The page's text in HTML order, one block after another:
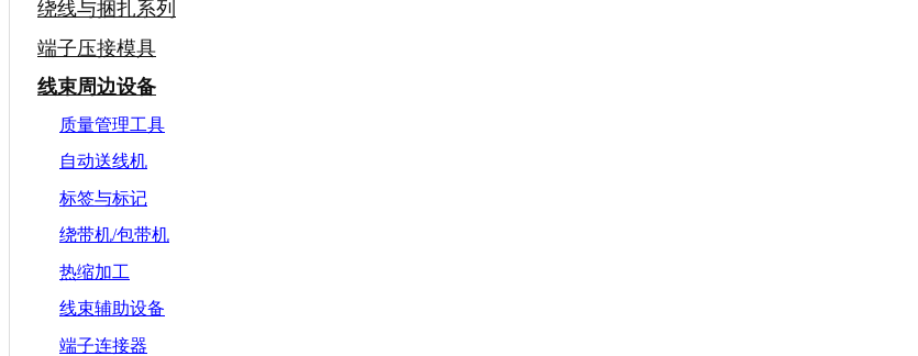
绕线与捆扎系列
端子压接模具
线束周边设备
质量管理工具
自动送线机
标签与标记
绕带机/包带机
热缩加工
线束辅助设备
端子连接器